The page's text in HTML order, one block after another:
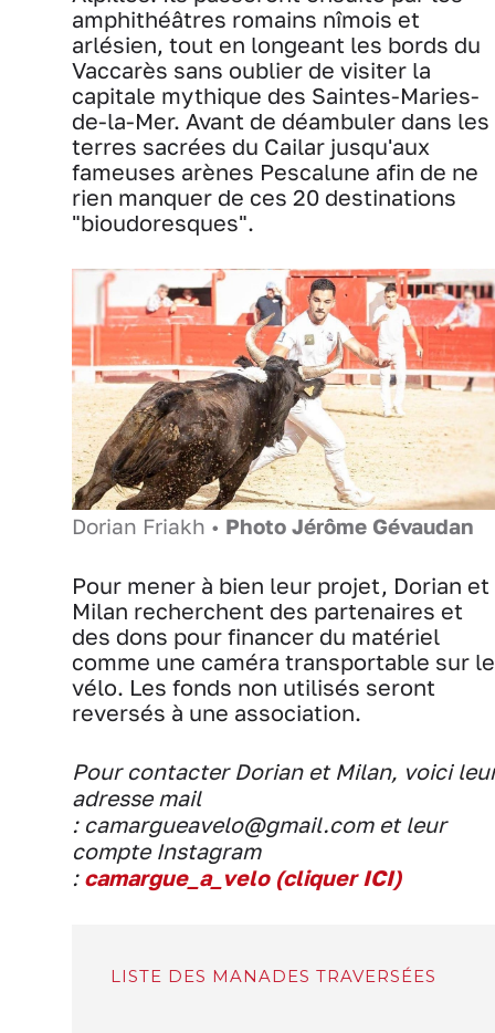
amphithéâtres romains nîmois et
arlésien, tout en longeant les bords du
Vaccarès sans oublier de visiter la
capitale mythique des Saintes-Maries-
de-la-Mer. Avant de déambuler dans les
terres sacrées du Cailar jusqu'aux
fameuses arènes Pescalune afin de ne
rien manquer de ces 20 destinations
"bioudoresques".
Dorian Friakh • Photo Jérôme Gévaudan
Pour mener à bien leur projet, Dorian et
Milan recherchent des partenaires et
des dons pour financer du matériel
comme une caméra transportable sur le
vélo. Les fonds non utilisés seront
reversés à une association.
Pour contacter Dorian et Milan, voici
adresse mail
: camargueavelo@gmail.com et leur
compte Instagram
: camargue_a_velo (cliquer ICI)
LISTE DES MANADES TRAVERSÉES